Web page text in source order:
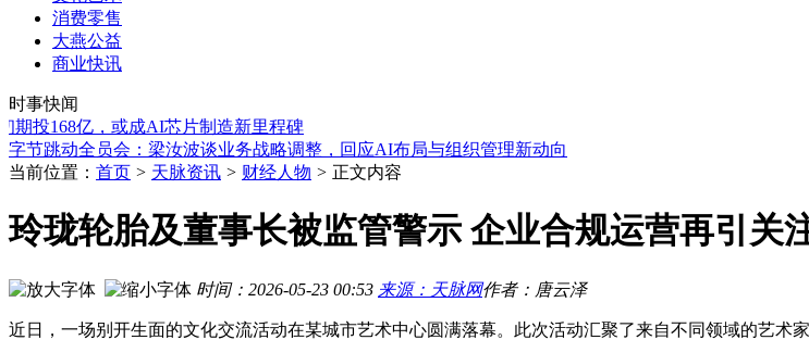
消费零售
大燕公益
商业快讯
时事快闻
168亿，或成AI芯片制造新里程碑
松田科技启动A股IPO征程：吕如松掌控超七成表决权 陈明海出任董事长
AI短篇故事质量获认可，但人类创作仍受偏爱，读者难辨人机作品差异
字节跳动全员会：梁汝波谈业务战略调整，回应AI布局与组织管理新动向
叮咚V5“不扩品”谋增长：组织系统“养”出锐利爆品，再造新可能
AMD股价受挫难挡AI龙头强势：英伟达市值飙升，美光重返万亿美元阵营
江行智能庞海天确认出席2026世界机器人大会具身智能商业落地论坛
月背月壤揭秘：我国科研团队实锤地球磁层“调速效应”，补齐关键拼图
松田科技启动A股IPO征程：吕如松掌控超七成表决权 陈明海出任董事长
当前位置： 首页 > 天脉资讯 > 财经人物 > 正文内容
玲珑轮胎及董事长被监管警示 企业合规运营再引关
时间：2026-05-23 00:53 来源：天脉网作者：唐云泽
近日，一场别开生面的文化交流活动在某城市艺术中心圆满落幕。此次活动汇聚了来自不同领域的艺